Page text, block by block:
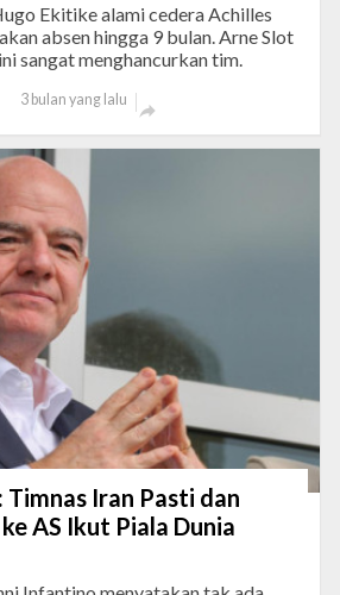
Ekitike alami cedera Achilles
absen hingga 9 bulan. Arne Slot
sangat menghancurkan tim.
3 bulan yang lalu

Timnas Iran Pasti dan
AS Ikut Piala Dunia